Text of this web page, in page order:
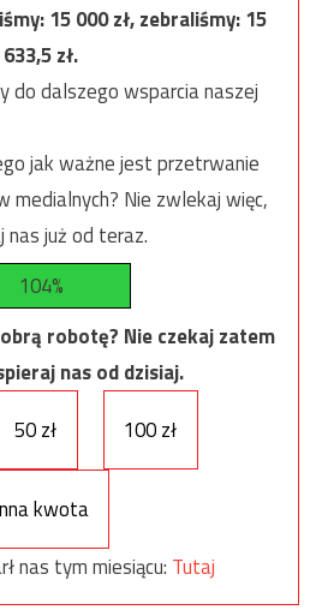
15 000zł, zebraliśmy:15
633,5zł.
do dalszego wsparcia naszej
jak ważne jest przetrwanie
medialnych? Nie zwlekaj więc,
nas już od teraz.
104%
robotę? Nie czekaj zatem
nas od dzisiaj.
50 zł 100 zł
kwota
nas tym miesiącu: Tutaj